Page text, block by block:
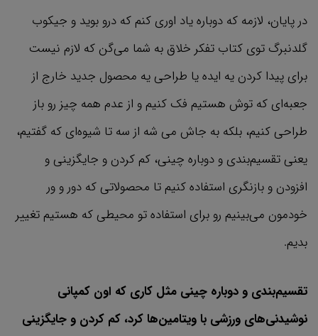
در پایان، لازمه که دوباره یاد اوری کنم که درو بوید و جیکوب
گلدنبرگ توی کتاب تفکر خلاق به شما می‌گن که لازم نیست
برای پیدا کردن یه ایده یا طراحی یه محصول جدید خارج از
جعبه‌ای که توش هستیم فک کنیم و از عدم همه چیز رو باز
طراحی کنیم، بلکه به جاش می شه از سه تا شیوه‌ای که گفتیم،
یعنی تقسیم‌بندی و دوباره چینی، کم کردن و جایگزینی و
افزودن و بازنگری استفاده کنیم تا محصولاتی که دور و ور
خودمون می‌بینیم رو برای استفاده تو محیطی که هستیم تغییر
بدیم.
تقسیم‌بندی و دوباره چینی مثل کاری که اون کمپانی
نوشیدنی‌های ورزشی با ویتامین‌ها کرد، کم کردن و جایگزینی